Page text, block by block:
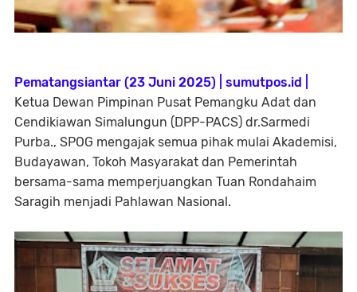
Pematangsiantar (23 Juni 2025) | sumutpos.id |
Ketua Dewan Pimpinan Pusat Pemangku Adat dan
Cendikiawan Simalungun (DPP-PACS) dr.Sarmedi
Purba., SPOG mengajak semua pihak mulai Akademisi,
Budayawan, Tokoh Masyarakat dan Pemerintah
bersama-sama memperjuangkan Tuan Rondahaim
Saragih menjadi Pahlawan Nasional.